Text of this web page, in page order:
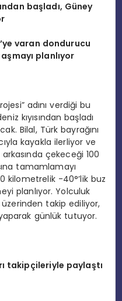
başladı, Güney
varan dondurucu
planlıyor
adını verdiği bu
kıyısından başladı
Bilal, Türk bayrağını
kayakla ilerliyor ve
çekeceği 100
tamamlamayı
kilometrelik -40°’lik buz
planlıyor. Yolculuk
takip ediliyor,
günlük tutuyor.
takipçileriyle paylaştı